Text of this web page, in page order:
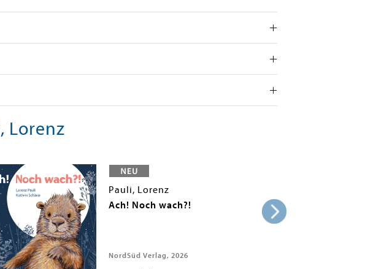
Lorenz
Pauli, Lorenz
Ach! Noch wach?!
NordSüd Verlag, 2026